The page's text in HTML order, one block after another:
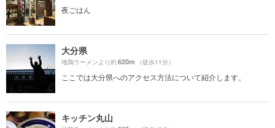
夜ごはん
大分県
地鶏ラーメンより約620m （徒歩11分）
ここでは大分県へのアクセス方法について紹介します。
キッチン丸山